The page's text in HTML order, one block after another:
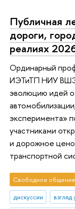
Публичная
дороги,
реалиях
Ординарный
ИЭТиТП НИУ ВШЭ
эволюцию идей о
эксперимента»
участниками
и дорожное
транспортной
Свободное общение
дискуссии
взгляд